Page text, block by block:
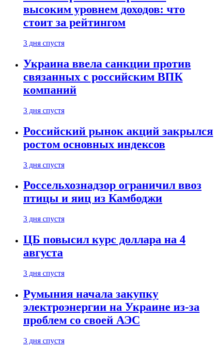
высоким уровнем доходов: что
стоит за рейтингом
3 дня спустя
Украина ввела санкции против
связанных с российским ВПК
компаний
3 дня спустя
Российский рынок акций закрылся
ростом основных индексов
3 дня спустя
Россельхознадзор ограничил ввоз
птицы и яиц из Камбоджи
3 дня спустя
ЦБ повысил курс доллара на 4
августа
3 дня спустя
Румыния начала закупку
электроэнергии на Украине из-за
проблем со своей АЭС
3 дня спустя